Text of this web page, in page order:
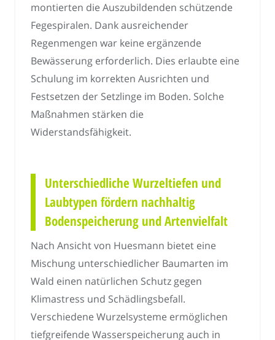
montierten die Auszubildenden schützende
Fegespiralen. Dank ausreichender
Regenmengen war keine ergänzende
Bewässerung erforderlich. Dies erlaubte eine
Schulung im korrekten Ausrichten und
Festsetzen der Setzlinge im Boden. Solche
Maßnahmen stärken die
Widerstandsfähigkeit.
Unterschiedliche Wurzeltiefen und
Laubtypen fördern nachhaltig
Bodenspeicherung und Artenvielfalt
Nach Ansicht von Huesmann bietet eine
Mischung unterschiedlicher Baumarten im
Wald einen natürlichen Schutz gegen
Klimastress und Schädlingsbefall.
Verschiedene Wurzelsysteme ermöglichen
tiefgreifende Wasserspeicherung auch in